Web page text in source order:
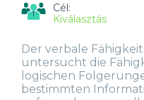
Cél:
Kiválasztás
Der verbale
untersucht die
logischen
bestimmten